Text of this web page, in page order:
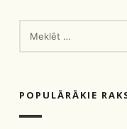
POPULĀRĀKIE